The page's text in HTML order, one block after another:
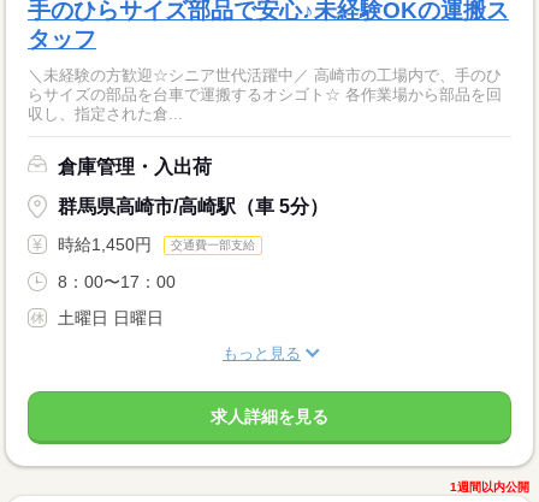
手のひらサイズ部品で安心♪未経験OKの運搬ス
タッフ
＼未経験の方歓迎☆シニア世代活躍中／ 高崎市の工場内で、手のひ
らサイズの部品を台車で運搬するオシゴト☆ 各作業場から部品を回
収し、指定された倉...
倉庫管理・入出荷
群馬県高崎市/高崎駅（車 5分）
時給1,450円 交通費一部支給
8：00〜17：00
土曜日 日曜日
もっと見る
求人詳細を見る
1週間以内公開